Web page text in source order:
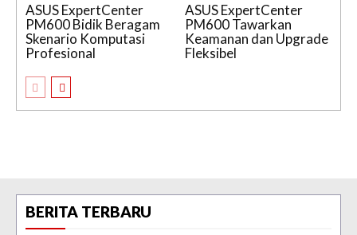
ASUS ExpertCenter
PM600 Bidik Beragam
Skenario Komputasi
Profesional
ASUS ExpertCenter
PM600 Tawarkan
Keamanan dan Upgrade
Fleksibel
BERITA TERBARU